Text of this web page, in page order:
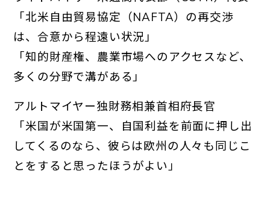
「北米自由貿易協定（NAFTA）の再交渉
は、合意から程遠い状況」
「知的財産権、農業市場へのアクセスなど、
多くの分野で溝がある」
アルトマイヤー独財務相兼首相府長官
「米国が米国第一、自国利益を前面に押し出
してくるのなら、 彼らは欧州の人々も同じこ
とをすると思ったほうがよい」